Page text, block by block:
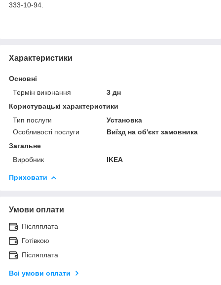
333-10-94.
Характеристики
Основні
Термін виконання
3 дн
Користувацькі характеристики
Тип послуги
Установка
Особливості послуги
Виїзд на об'єкт замовника
Загальне
Виробник
IKEA
Приховати
Умови оплати
Післяплата
Готівкою
Післяплата
Всі умови оплати